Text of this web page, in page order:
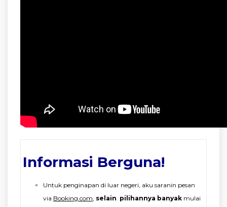
Informasi Berguna!
Untuk penginapan di luar negeri, aku saranin pesan
via Booking.com, selain pilihannya banyak mulai